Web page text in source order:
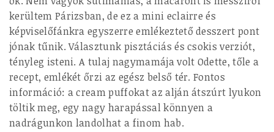
kerültem Párizsban, de ez a mini eclairre és
képviselőfánkra egyszerre emlékeztető desszert pont
jónak tűnik. Választunk pisztáciás és csokis verziót,
tényleg isteni. A tulaj nagymamája volt Odette, tőle a
recept, emlékét őrzi az egész belső tér. Fontos
információ: a cream puffokat az alján átszúrt lyukon
töltik meg, egy nagy harapással könnyen a
nadrágunkon landolhat a finom hab.